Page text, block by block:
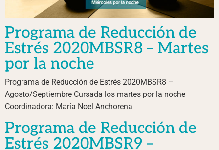
Programa de Reducción de
Estrés 2020MBSR8 – Martes
por la noche
Programa de Reducción de Estrés 2020MBSR8 –
Agosto/Septiembre Cursada los martes por la noche
Coordinadora: María Noel Anchorena
Programa de Reducción de
Estrés 2020MBSR9 –